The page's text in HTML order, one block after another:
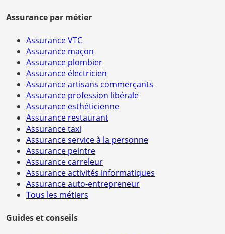
Assurance par métier
Assurance VTC
Assurance maçon
Assurance plombier
Assurance électricien
Assurance artisans commerçants
Assurance profession libérale
Assurance esthéticienne
Assurance restaurant
Assurance taxi
Assurance service à la personne
Assurance peintre
Assurance carreleur
Assurance activités informatiques
Assurance auto-entrepreneur
Tous les métiers
Guides et conseils